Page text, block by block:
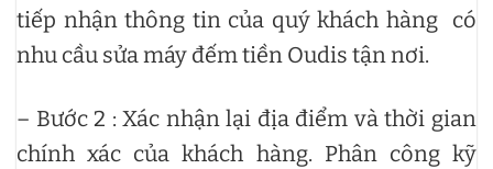
tiếp nhận thông tin của quý khách hàng có
nhu cầu sửa máy đếm tiền Oudis tận nơi.
– Bước 2 : Xác nhận lại địa điểm và thời gian
chính xác của khách hàng. Phân công kỹ